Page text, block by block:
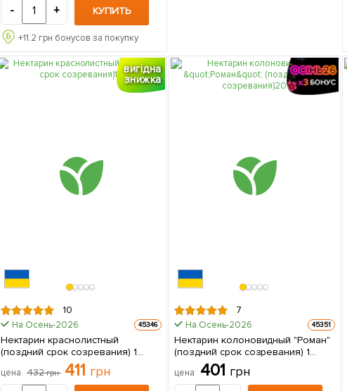
- + КУПИТЬ
+11.2 грн бонусов за покупку
вигідна
знижка
10
На Осень-2026 45346
Нектарин краснолистный
(поздний срок созревания) 1
саженец в упаковке
цена 432грн 411 грн
7
На Осень-2026 45351
Нектарин колоновидный "Роман"
(поздний срок созревания) 1
саженец в упаковке
цена 401 грн